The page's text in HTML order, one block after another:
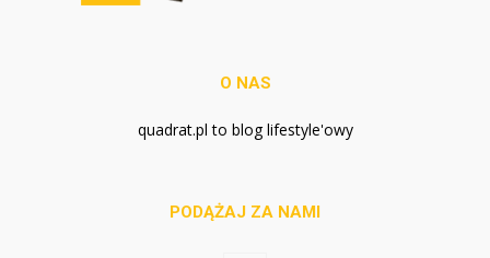
O NAS
quadrat.pl to blog lifestyle'owy
PODĄŻAJ ZA NAMI